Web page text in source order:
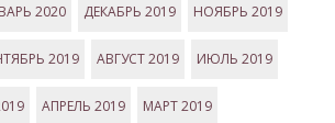
2020 ДЕКАБРЬ 2019 НОЯБРЬ 2019
2019 АВГУСТ 2019 ИЮЛЬ 2019
АПРЕЛЬ 2019 МАРТ 2019